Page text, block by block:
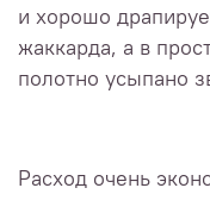
и хорошо
жаккарда, а в
полотно усыпано
Расход очень